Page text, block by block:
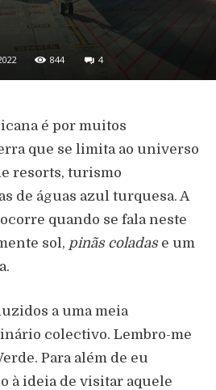
844 4
é por muitos
que se limita ao universo
resorts, turismo
de águas azul turquesa. A
quando se fala neste
sol, pinãs coladase um
a uma meia
colectivo. Lembro-me
Para além de eu
à ideia de visitar aquele